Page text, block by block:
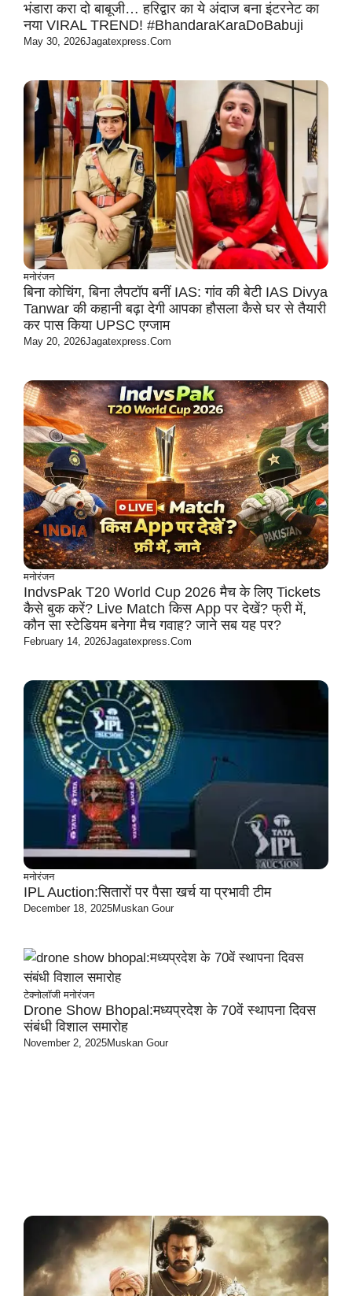
भंडारा करा दो बाबूजी… हरिद्वार का ये अंदाज बना इंटरनेट का
नया VIRAL TREND! #BhandaraKaraDoBabuji
May 30, 2026Jagatexpress.com
मनोरंजन
बिना कोचिंग, बिना लैपटॉप बनीं IAS: गांव की बेटी IAS Divya
Tanwar की कहानी बढ़ा देगी आपका हौसला कैसे घर से तैयारी
कर पास किया UPSC एग्जाम
May 20, 2026Jagatexpress.com
मनोरंजन
IndvsPak T20 World Cup 2026 मैच के लिए Tickets
कैसे बुक करें? Live Match किस App पर देखें? फ्री में,
कौन सा स्टेडियम बनेगा मैच गवाह? जाने सब यह पर?
February 14, 2026Jagatexpress.com
मनोरंजन
IPL Auction:सितारों पर पैसा खर्च या प्रभावी टीम
December 18, 2025Muskan Gour
टेक्नोलॉजी मनोरंजन
Drone Show Bhopal:मध्यप्रदेश के 70वें स्थापना दिवस
संबंधी विशाल समारोह
November 2, 2025Muskan Gour